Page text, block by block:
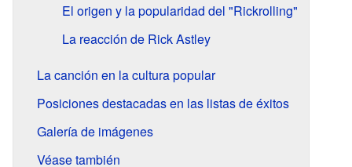
El origen y la popularidad del "Rickrolling"
La reacción de Rick Astley
La canción en la cultura popular
Posiciones destacadas en las listas de éxitos
Galería de imágenes
Véase también